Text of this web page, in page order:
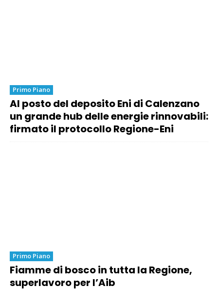
Primo Piano
Al posto del deposito Eni di Calenzano
un grande hub delle energie rinnovabili:
firmato il protocollo Regione-Eni
Primo Piano
Fiamme di bosco in tutta la Regione,
superlavoro per l’Aib